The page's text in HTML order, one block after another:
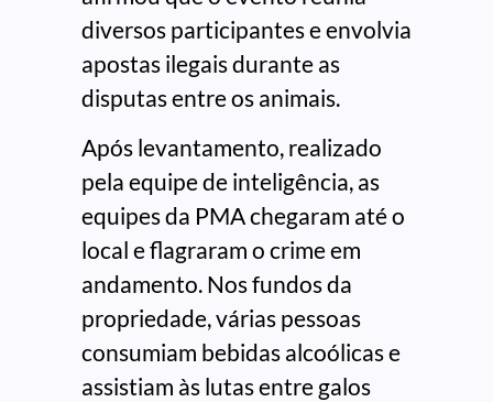
diversos participantes e envolvia
apostas ilegais durante as
disputas entre os animais.
Após levantamento, realizado
pela equipe de inteligência, as
equipes da PMA chegaram até o
local e flagraram o crime em
andamento. Nos fundos da
propriedade, várias pessoas
consumiam bebidas alcoólicas e
assistiam às lutas entre galos